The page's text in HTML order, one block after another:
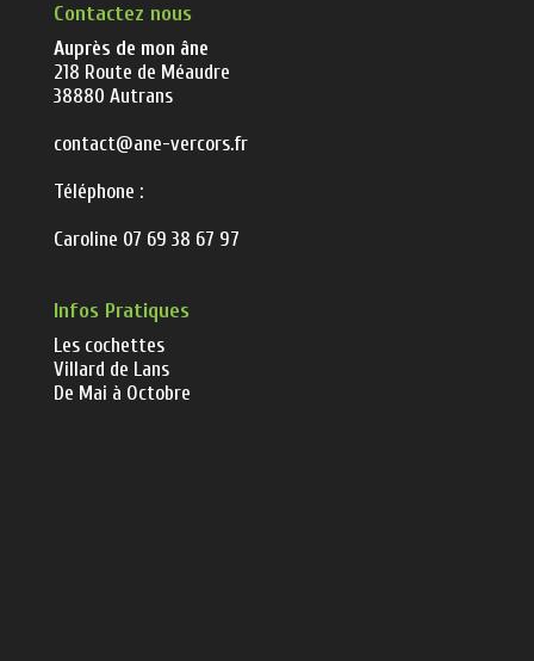
Contactez nous
Auprès de mon âne
218 Route de Méaudre
38880 Autrans
contact@ane-vercors.fr
Téléphone :
Caroline 07 69 38 67 97
Infos Pratiques
Les cochettes
Villard de Lans
De Mai à Octobre